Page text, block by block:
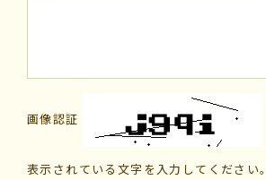
画像認証
表示されている文字を入力してください。